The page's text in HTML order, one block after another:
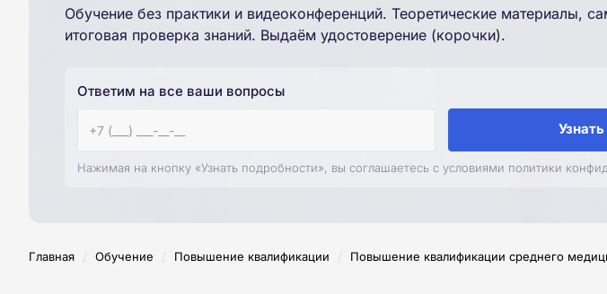
Обучение без практики и видеоконференций. Теоретические материалы,
итоговая проверка знаний. Выдаём удостоверение (корочки).
Ответим на все ваши вопросы
Нажимая на кнопку «Узнать подробности», вы соглашаетесь с условиями политики
Главная / Обучение / Повышение квалификации / Повышение квалификации среднего